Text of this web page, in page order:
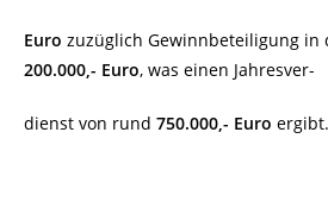
Euro zuzüglich Gewinnbeteiligung in
200.000,- Euro, was einen Jahresver-
dienst von rund 750.000,- Euro ergibt.